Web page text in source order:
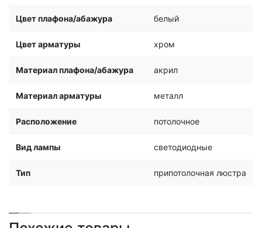
Цвет плафона/абажура белый
Цвет арматуры хром
Материал плафона/абажура акрил
Материал арматуры металл
Расположение потолочное
Вид лампы светодиодные
Тип припотолочная люстра